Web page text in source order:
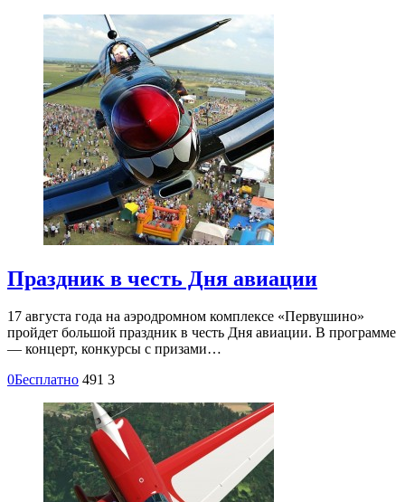
Праздник в честь Дня авиации
17 августа года на аэродромном комплексе «Первушино»
пройдет большой праздник в честь Дня авиации. В программе
— концерт, конкурсы с призами…
0Бесплатно 491 3